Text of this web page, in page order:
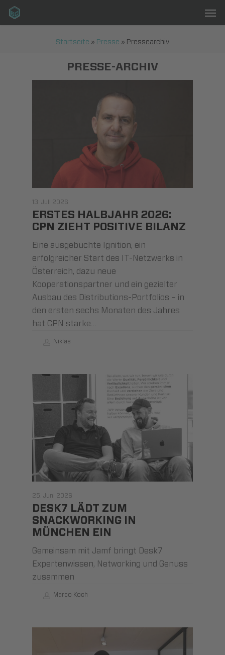
Skip
Startseite » Presse » Pressearchiv
PRESSE-ARCHIV
13. Juli 2026
ERSTES HALBJAHR 2026:
CPN ZIEHT POSITIVE BILANZ
Eine ausgebuchte Ignition, ein
erfolgreicher Start des IT-Netzwerks in
Österreich, dazu neue
Kooperationspartner und ein gezielter
Ausbau des Distributions-Portfolios – in
den ersten sechs Monaten des Jahres
hat CPN starke…
Niklas
25. Juni 2026
DESK7 LÄDT ZUM
SNACKWORKING IN
MÜNCHEN EIN
Gemeinsam mit Jamf bringt Desk7
Expertenwissen, Networking und Genuss
zusammen
Marco Koch